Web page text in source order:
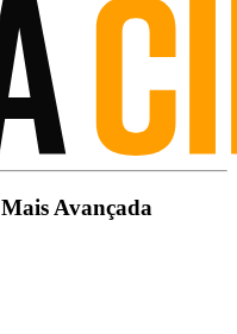
Mais Avançada